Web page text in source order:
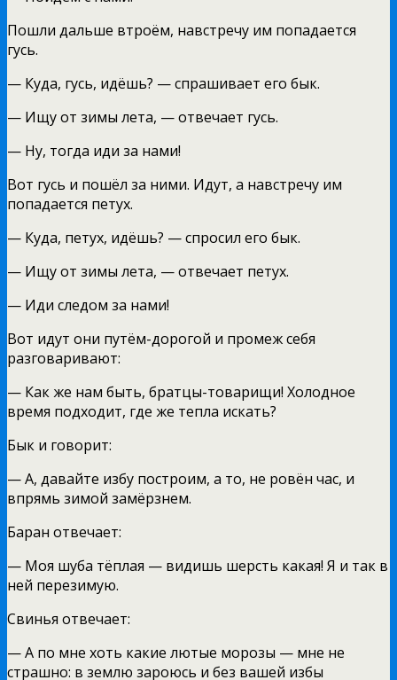
Пошли дальше втроём, навстречу им попадается
гусь.
— Куда, гусь, идёшь? — спрашивает его бык.
— Ищу от зимы лета, — отвечает гусь.
— Ну, тогда иди за нами!
Вот гусь и пошёл за ними. Идут, а навстречу им
попадается петух.
— Куда, петух, идёшь? — спросил его бык.
— Ищу от зимы лета, — отвечает петух.
— Иди следом за нами!
Вот идут они путём-дорогой и промеж себя
разговаривают:
— Как же нам быть, братцы-товарищи! Холодное
время подходит, где же тепла искать?
Бык и говорит:
— А, давайте избу построим, а то, не ровён час, и
впрямь зимой замёрзнем.
Баран отвечает:
— Моя шуба тёплая — видишь шерсть какая! Я и так в
ней перезимую.
Свинья отвечает:
— А по мне хоть какие лютые морозы — мне не
страшно: в землю зароюсь и без вашей избы